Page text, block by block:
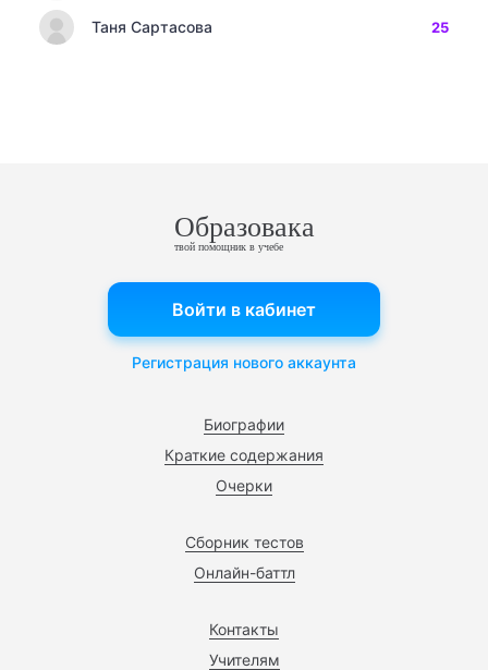
Таня Сартасова 25
Образовака
твой помощник в учебе
Биографии
Краткие содержания
Очерки
Сборник тестов
Онлайн-баттл
Контакты
Учителям
Войти в кабинет
Регистрация нового аккаунта